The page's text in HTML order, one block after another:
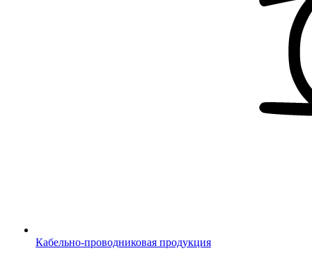
Кабельно-проводниковая продукция